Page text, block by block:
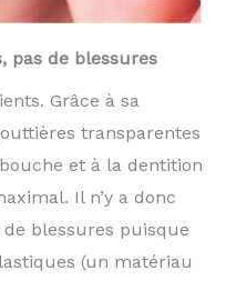
pas de blessures
Grâce à sa
transparentes
et à la dentition
Il n’y a donc
blessures puisque
(un matériau